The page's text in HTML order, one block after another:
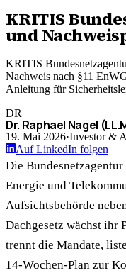
KRITIS
und
KRITIS
Nachweis nach §11
Anleitung für
DR
Dr. Raphael Nagel
19. Mai 2026·Investor &
Auf LinkedIn folgen
Die
Energie und
Aufsichtsbehörde
Dachgesetz wächst ihr
trennt die Mandate,
14-Wochen-Plan zur